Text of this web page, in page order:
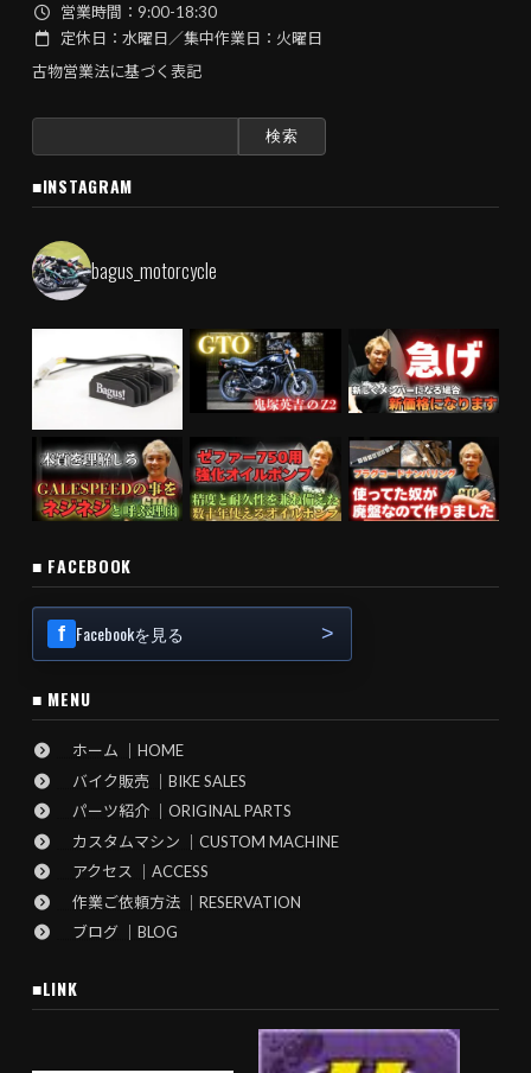
営業時間：9:00-18:30
定休日：水曜日／集中作業日：火曜日
古物営業法に基づく表記
検
■INSTAGRAM
bagus_motorcycle
■ FACEBOOK
Facebookを見る
■ MENU
ホーム ｜HOME
バイク販売 ｜BIKE SALES
パーツ紹介 ｜ORIGINAL PARTS
カスタムマシン ｜CUSTOM MACHINE
アクセス ｜ACCESS
作業ご依頼方法 ｜RESERVATION
ブログ ｜BLOG
■LINK